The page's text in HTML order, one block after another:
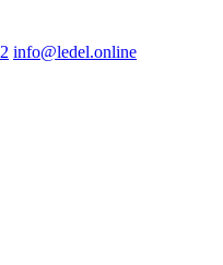
info@ledel.online